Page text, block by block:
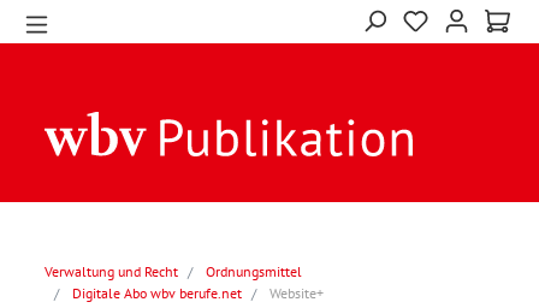
Verwaltung und Recht
Ordnungsmittel
Digitale Abo wbv berufe.net
Website+